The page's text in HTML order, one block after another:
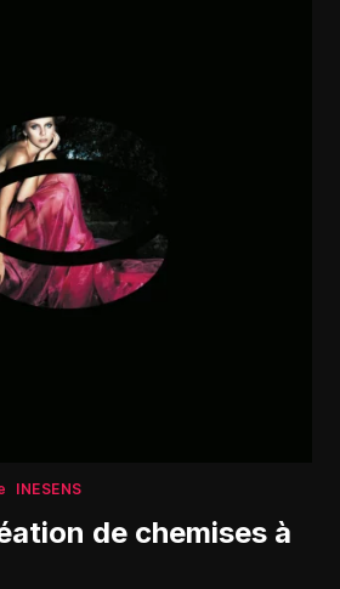
INESENS
de chemises à